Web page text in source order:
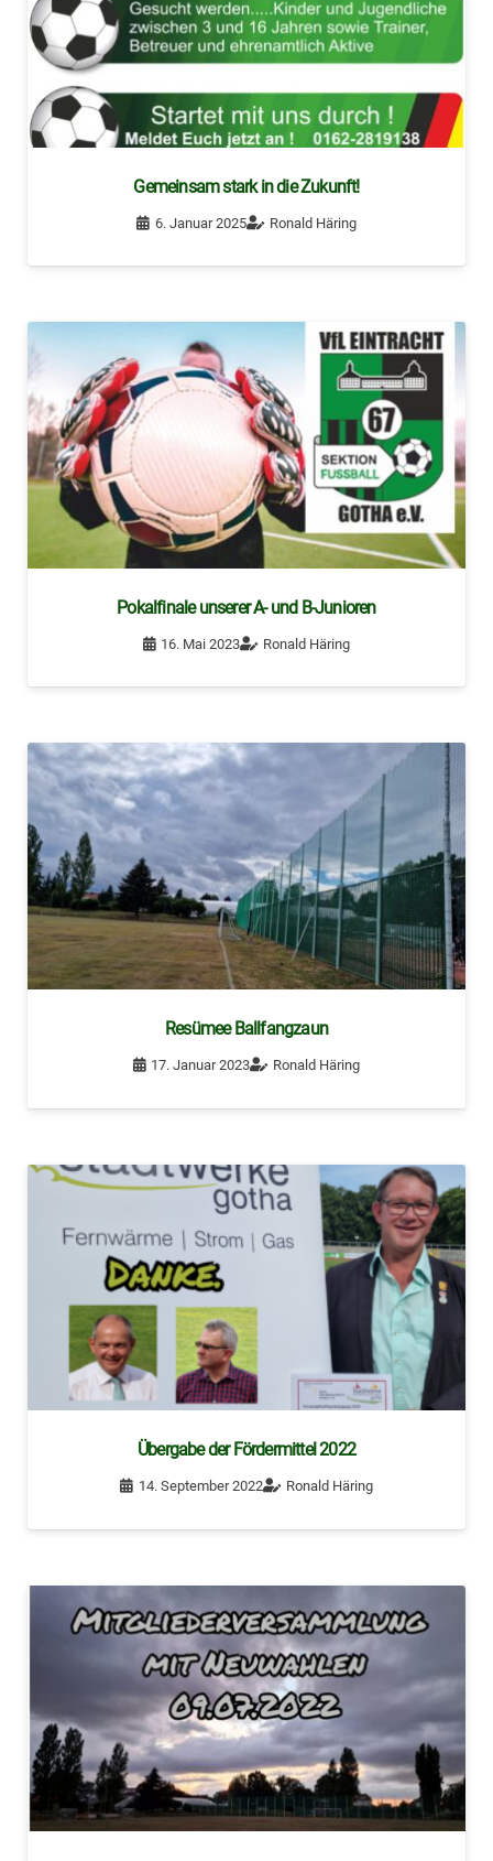
Gemeinsam stark in die Zukunft!
6. Januar 2025 Ronald Häring
Pokalfinale unserer A- und B-Junioren
16. Mai 2023 Ronald Häring
Resümee Ballfangzaun
17. Januar 2023 Ronald Häring
Übergabe der Fördermittel 2022
14. September 2022 Ronald Häring